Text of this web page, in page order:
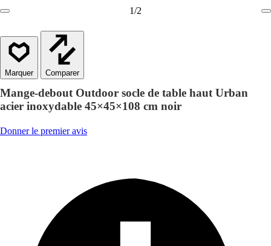
1/2
Comparer
Mange-debout Outdoor socle de table haut Urban
acier inoxydable 45×45×108 cm noir
Donner le premier avis